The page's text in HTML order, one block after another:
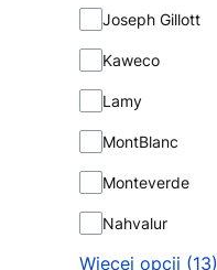
Joseph Gillott
Kaweco
Lamy
MontBlanc
Monteverde
Nahvalur
Więcej opcji (13)